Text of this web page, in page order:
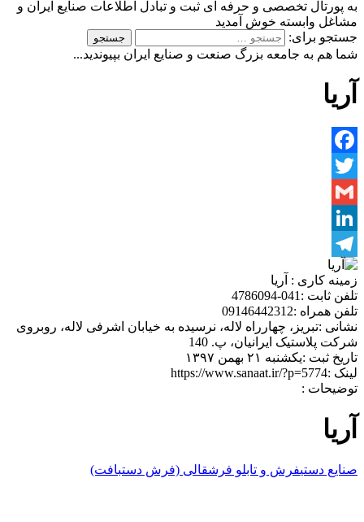
به پورتال تخصصی و حرفه ای ثبت و تبادل اطلاعات صنایع ایران و
مشاغل وابسته خوش آمدید
جستجو برای:
شما هم به جامعه بزرگ صنعت و صنایع ایران بپیوندید...
آریا
Facebook
Twitter
Gmail
LinkedIn
Telegram
زمینه کاری : آریا
تلفن ثابت :041-4786094
تلفن همراه :09146442312
نشانی :تبریز، چهارراه لاله، نرسیده به خیابان اشرفی لاله، روبروی
شرکت پلاستیک ایرانیان، پ. 140
تاریخ ثبت :یکشنبه ۲۱ بهمن ۱۳۹۷
لینک :https://www.sanaat.ir/?p=5774
توضیحات :
آریا
صنایع دستیفرش و تابلو فرشقالی (فرش دستبافت)